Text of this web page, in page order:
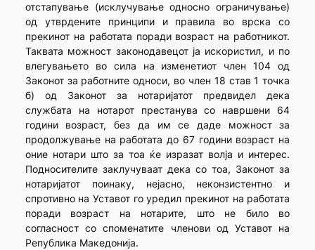
отстапување (исклучување односно ограничување)
од утврдените принципи и правила во врска со
прекинот на работата поради возраст на работникот.
Таквата можност законодавецот ја искористил, и по
влегувањето во сила на изменетиот член 104 од
Законот за работните односи, во член 18 став 1 точка
б) од Законот за нотаријатот предвидел дека
службата на нотарот престанува со навршени 64
години возраст, без да им се даде можност за
продолжување на работата до 67 години возраст на
оние нотари што за тоа ќе изразат волја и интерес.
Подносителите заклучуваат дека со тоа, Законот за
нотаријатот поинаку, нејасно, неконзистентно и
спротивно на Уставот го уредил прекинот на работата
поради возраст на нотарите, што не било во
согласност со споменатите членови од Уставот на
Република Македонија.